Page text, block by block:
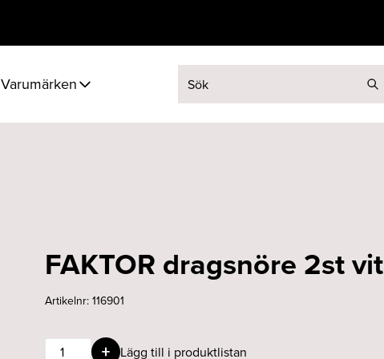
Varumärken Sök efter:
FAKTOR dragsnöre 2st vit
Artikelnr: 116901
FAKTOR
Lägg till i produktlistan